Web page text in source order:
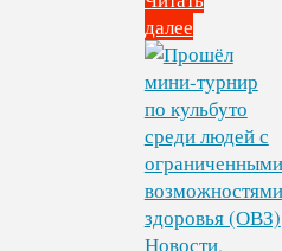
далее
"В
ДК
«Покровский»
прошел
выездной
обучающий
мастер-
класс
Новости,